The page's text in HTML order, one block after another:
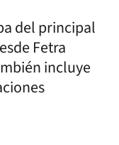
del principal
Fetra
incluye